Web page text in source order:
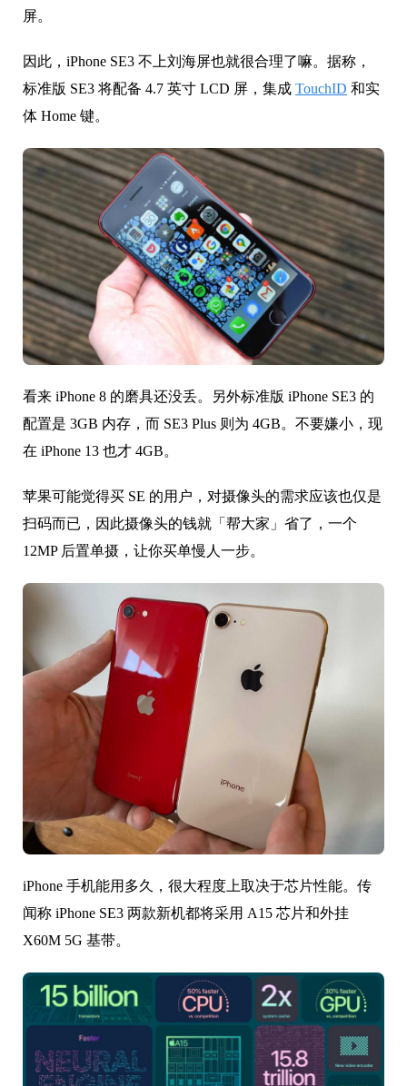
屏。
因此，iPhone SE3 不上刘海屏也就很合理了嘛。据称，
标准版 SE3 将配备 4.7 英寸 LCD 屏，集成 TouchID 和实
体 Home 键。
看来 iPhone 8 的磨具还没丢。另外标准版 iPhone SE3 的
配置是 3GB 内存，而 SE3 Plus 则为 4GB。不要嫌小，现
在 iPhone 13 也才 4GB。
苹果可能觉得买 SE 的用户，对摄像头的需求应该也仅是
扫码而已，因此摄像头的钱就「帮大家」省了，一个
12MP 后置单摄，让你买单慢人一步。
iPhone 手机能用多久，很大程度上取决于芯片性能。传
闻称 iPhone SE3 两款新机都将采用 A15 芯片和外挂
X60M 5G 基带。